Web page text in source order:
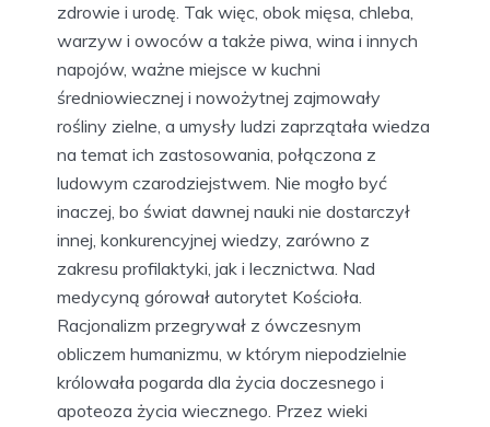
zdrowie i urodę. Tak więc, obok mięsa, chleba,
warzyw i owoców a także piwa, wina i innych
napojów, ważne miejsce w kuchni
średniowiecznej i nowożytnej zajmowały
rośliny zielne, a umysły ludzi zaprzątała wiedza
na temat ich zastosowania, połączona z
ludowym czarodziejstwem. Nie mogło być
inaczej, bo świat dawnej nauki nie dostarczył
innej, konkurencyjnej wiedzy, zarówno z
zakresu profilaktyki, jak i lecznictwa. Nad
medycyną górował autorytet Kościoła.
Racjonalizm przegrywał z ówczesnym
obliczem humanizmu, w którym niepodzielnie
królowała pogarda dla życia doczesnego i
apoteoza życia wiecznego. Przez wieki